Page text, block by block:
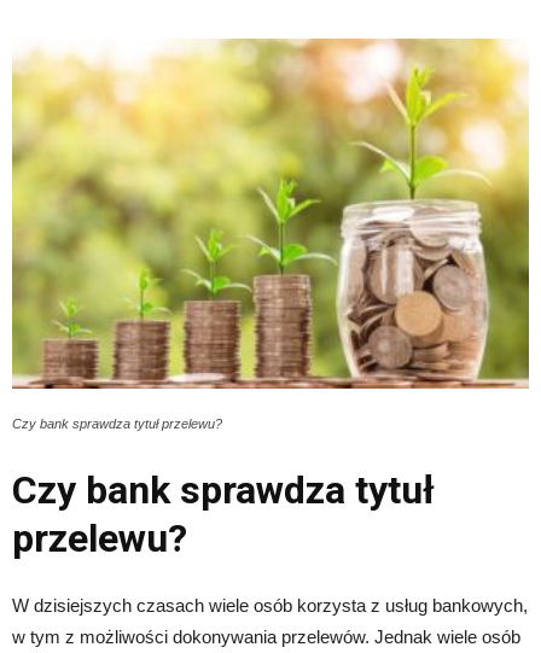
Czy bank sprawdza tytuł przelewu?
Czy bank sprawdza tytuł
przelewu?
W dzisiejszych czasach wiele osób korzysta z usług bankowych,
w tym z możliwości dokonywania przelewów. Jednak wiele osób